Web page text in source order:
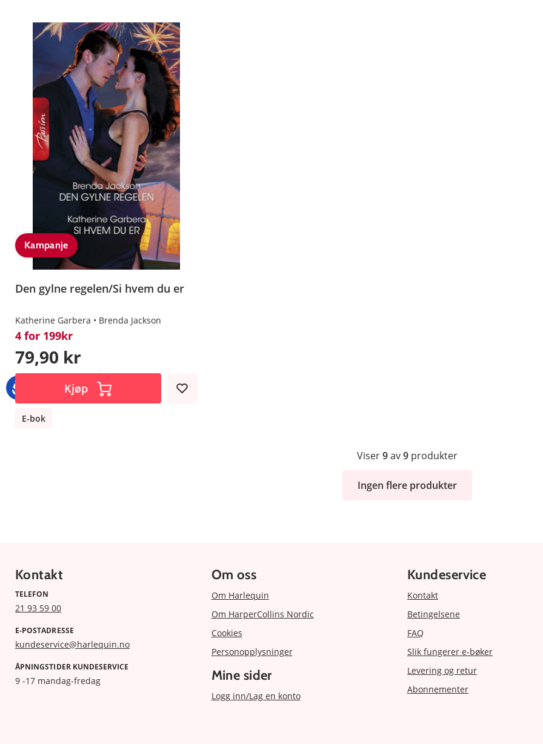
Kampanje
Den gylne regelen/Si hvem du er
Katherine Garbera Brenda Jackson
4 for 199kr
79,90 kr
Kjøp
E-bok
Viser9av9 produkter
Ingen flere produkter
Kontakt
TELEFON
21 93 59 00
E-POSTADRESSE
kundeservice@harlequin.no
ÅPNINGSTIDER KUNDESERVICE
9 -17 mandag-fredag
Om oss
Om Harlequin
Om HarperCollins Nordic
Cookies
Personopplysninger
Mine sider
Logg inn/Lag en konto
Kundeservice
Kontakt
Betingelsene
FAQ
Slik fungerer e-bøker
Levering og retur
Abonnementer